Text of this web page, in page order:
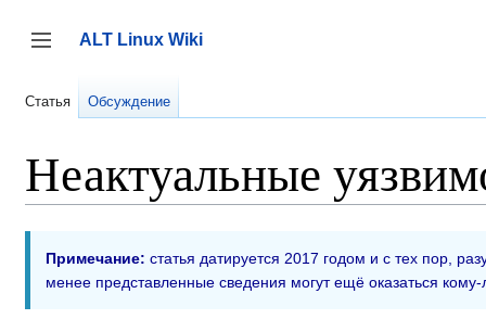
содержанию
Переключить боковую панель
ALT Linux Wiki
Статья Обсуждение
Неактуальные
Примечание: статья датируется 2017 годом и с тех пор,
менее представленные сведения могут ещё оказаться